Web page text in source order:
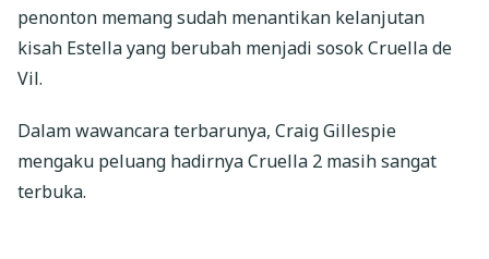
penonton memang sudah menantikan kelanjutan
kisah Estella yang berubah menjadi sosok Cruella de
Vil.
Dalam wawancara terbarunya, Craig Gillespie
mengaku peluang hadirnya Cruella 2 masih sangat
terbuka.